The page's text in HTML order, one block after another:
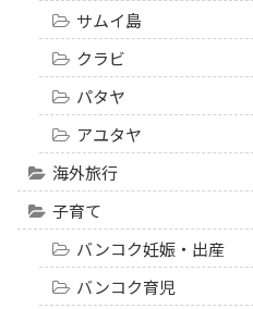
サムイ島
クラビ
パタヤ
アユタヤ
海外旅行
子育て
バンコク妊娠・出産
バンコク育児